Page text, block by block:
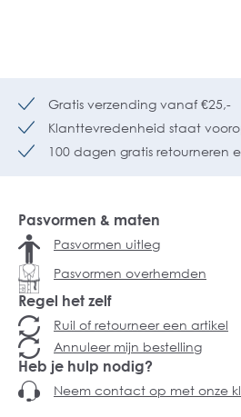
Gratis verzending vanaf €25,-
Klanttevredenheid staat
100 dagen gratis retourneren
Pasvormen & maten
Pasvormen uitleg
Pasvormen overhemden
Regel het zelf
Ruil of retourneer een artikel
Annuleer mijn bestelling
Heb je hulp nodig?
Neem contact op met onze